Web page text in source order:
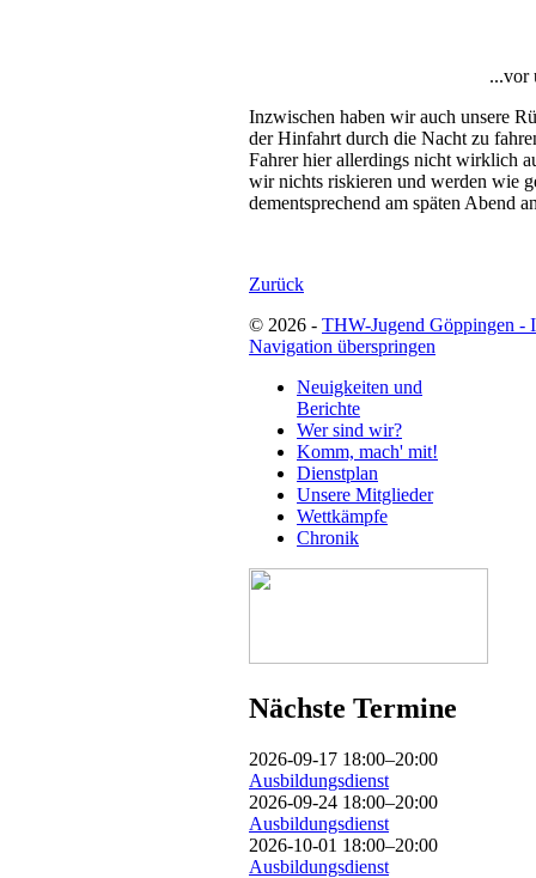
...vor
Inzwischen haben wir auch unsere
der Hinfahrt durch die Nacht zu
Fahrer hier allerdings nicht wirklich
wir nichts riskieren und werden wie
dementsprechend am späten Abend
Zurück
© 2026 - THW-Jugend Göppingen -
Navigation überspringen
Neuigkeiten und
Berichte
Wer sind wir?
Komm, mach' mit!
Dienstplan
Unsere Mitglieder
Wettkämpfe
Chronik
Nächste Termine
2026-09-17 18:00–20:00
Ausbildungsdienst
2026-09-24 18:00–20:00
Ausbildungsdienst
2026-10-01 18:00–20:00
Ausbildungsdienst